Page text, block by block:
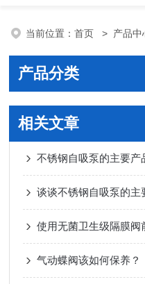
当前位置：首页 > 产品中
产品分类
相关文章
不锈钢自吸泵的主要产
谈谈不锈钢自吸泵的主
使用无菌卫生级隔膜阀
气动蝶阀该如何保养？